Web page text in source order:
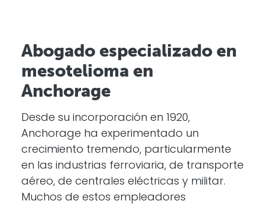
Abogado especializado en
mesotelioma en
Anchorage
Desde su incorporación en 1920,
Anchorage ha experimentado un
crecimiento tremendo, particularmente
en las industrias ferroviaria, de transporte
aéreo, de centrales eléctricas y militar.
Muchos de estos empleadores